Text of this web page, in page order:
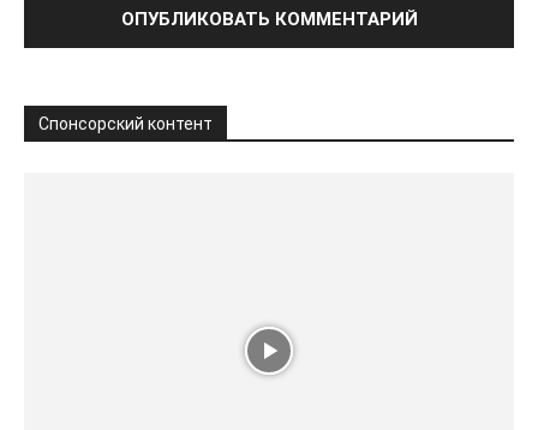
Спонсорский контент